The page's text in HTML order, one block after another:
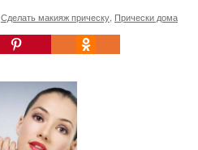
Сделать макияж прическу Прически дома